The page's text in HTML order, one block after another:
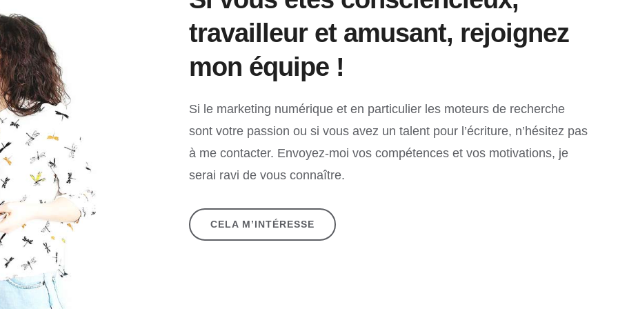
travailleur et amusant, rejoignez
mon équipe !
Si le marketing numérique et en particulier les moteurs de recherche
sont votre passion ou si vous avez un talent pour l’écriture, n’hésitez pas
à me contacter. Envoyez-moi vos compétences et vos motivations, je
serai ravi de vous connaître.
CELA M’INTÉRESSE